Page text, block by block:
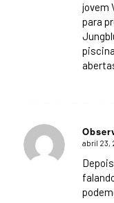
jovem
para
says:
abril 23,